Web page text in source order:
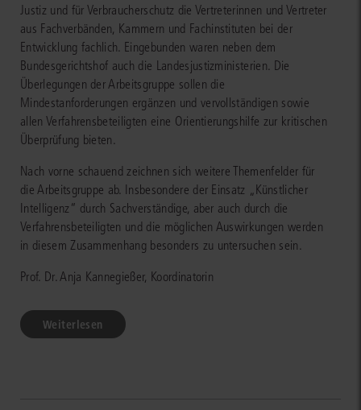
Justiz und für Verbraucherschutz die Vertreterinnen und Vertreter
aus Fachverbänden, Kammern und Fachinstituten bei der
Entwicklung fachlich. Eingebunden waren neben dem
Bundesgerichtshof auch die Landesjustizministerien. Die
Überlegungen der Arbeitsgruppe sollen die
Mindestanforderungen ergänzen und vervollständigen sowie
allen Verfahrensbeteiligten eine Orientierungshilfe zur kritischen
Überprüfung bieten.
Nach vorne schauend zeichnen sich weitere Themenfelder für
die Arbeitsgruppe ab. Insbesondere der Einsatz „Künstlicher
Intelligenz“ durch Sachverständige, aber auch durch die
Verfahrensbeteiligten und die möglichen Auswirkungen werden
in diesem Zusammenhang besonders zu untersuchen sein.
Prof. Dr. Anja Kannegießer, Koordinatorin
Weiterlesen